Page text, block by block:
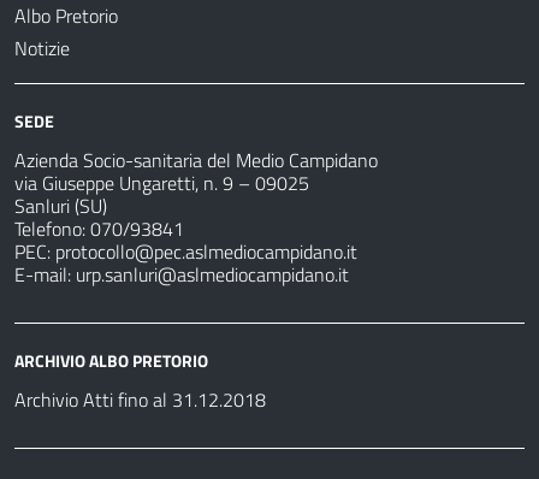
Albo Pretorio
Notizie
SEDE
Azienda Socio-sanitaria del Medio Campidano
via Giuseppe Ungaretti, n. 9 – 09025
Sanluri (SU)
Telefono: 070/93841
PEC: protocollo@pec.aslmediocampidano.it
E-mail: urp.sanluri@aslmediocampidano.it
ARCHIVIO ALBO PRETORIO
Archivio Atti fino al 31.12.2018